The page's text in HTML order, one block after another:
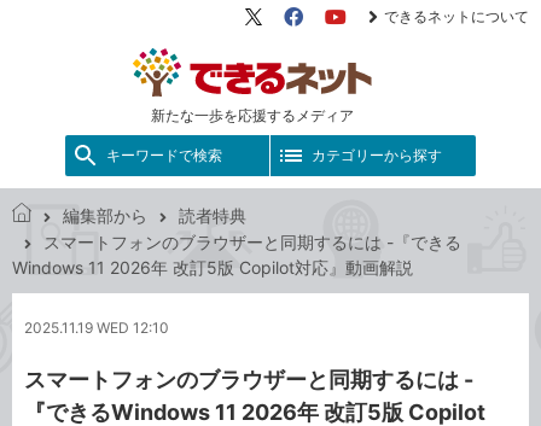
新たな一歩を応援するメディア
X（旧
FacebookYouTube
できるネットについて
キーワードで検索 カテゴリーから探す
で
き
ッ
編集部から
読者特典
スマートフォンのブラウザーと同期するには -『できる
Windows 11 2026年 改訂5版 Copilot対応』動画解説
2025.11.19 WED 12:10
スマートフォンのブラウザーと同期するには -
『できるWindows 11 2026年 改訂5版 Copilot